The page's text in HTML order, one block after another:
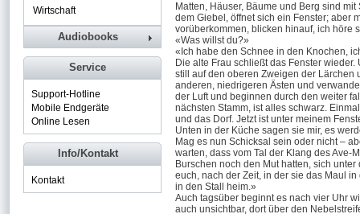
Matten, Häuser, Bäume und Berg sind
dem Giebel, öffnet sich ein Fenster; aber
vorüberkommen, blicken hinauf, ich höre
«Was willst du?»
«Ich habe den Schnee in den Knochen,
Die alte Frau schließt das Fenster
still auf den oberen Zweigen der Lärchen
anderen, niedrigeren Ästen und
der Luft und beginnen durch den weiter
nächsten Stamm, ist alles schwarz.
und das Dorf. Jetzt ist unter meinem
Unten in der Küche sagen sie mir, es
Mag es nun Schicksal sein oder nicht –
warten, dass vom Tal der Klang des Ave-
Burschen noch den Mut hatten, sich
euch, nach der Zeit, in der sie das Maul
in den Stall heim.»
Auch tagsüber beginnt es nach vier Uhr
auch unsichtbar, dort über den
Wirtschaft
Audiobooks
Service
Support-Hotline
Mobile Endgeräte
Online Lesen
Info/Kontakt
Kontakt